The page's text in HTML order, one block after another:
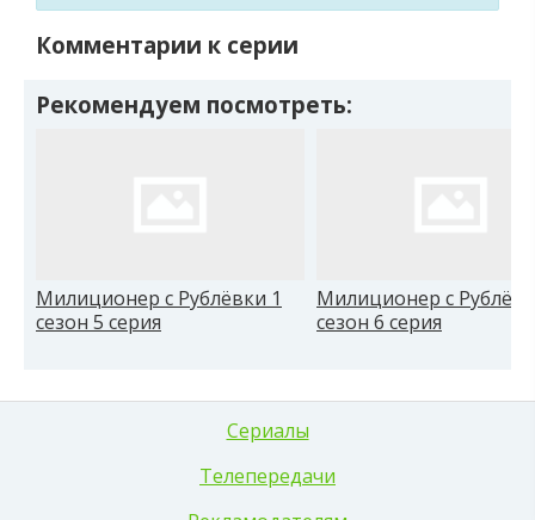
Комментарии к серии
Рекомендуем посмотреть:
Милиционер с Рублёвки 1
сезон 5 серия
Милиционер с
сезон 6 серия
Сериалы
Телепередачи